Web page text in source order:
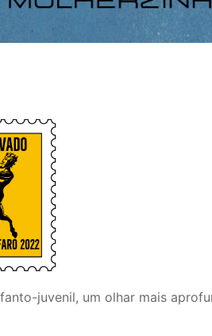
juvenil, um olhar mais